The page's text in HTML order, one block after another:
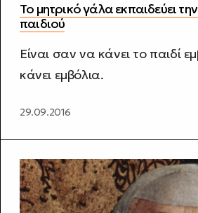
Το μητρικό γάλα εκπαιδεύει
παιδιού
Είναι σαν να κάνει το παιδί
κάνει εμβόλια.
29.09.2016